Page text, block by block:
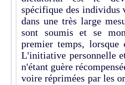
spécifique des individus
dans une très large
sont soumis et se
premier temps,
L'initiative personnelle
n'étant guère
voire réprimées par les